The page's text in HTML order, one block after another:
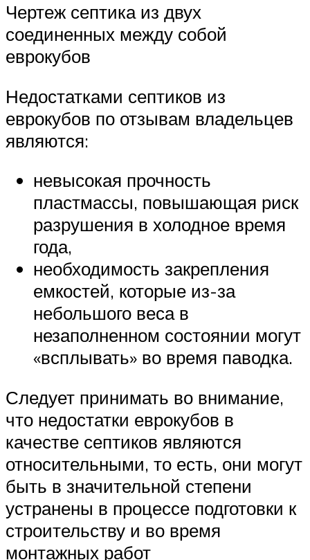
Чертеж септика из двух
соединенных между собой
еврокубов
Недостатками септиков из
еврокубов по отзывам владельцев
являются:
невысокая прочность
пластмассы, повышающая риск
разрушения в холодное время
года,
необходимость закрепления
емкостей, которые из-за
небольшого веса в
незаполненном состоянии могут
«всплывать» во время паводка.
Следует принимать во внимание,
что недостатки еврокубов в
качестве септиков являются
относительными, то есть, они могут
быть в значительной степени
устранены в процессе подготовки к
строительству и во время
монтажных работ